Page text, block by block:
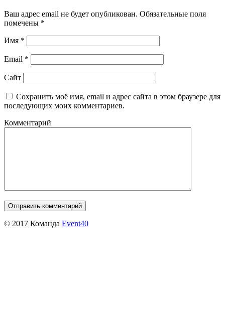
Ваш адрес email не будет опубликован. Обязательные поля
помечены *
Имя *
Email *
Сайт
Сохранить моё имя, email и адрес сайта в этом браузере для
последующих моих комментариев.
Комментарий
© 2017 Команда Event40